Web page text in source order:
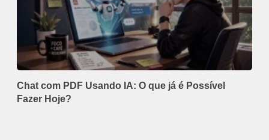
Chat com PDF Usando IA: O que já é Possível
Fazer Hoje?